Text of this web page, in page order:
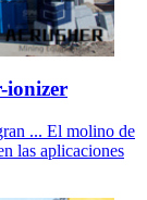
ionizer
... El molino de
las aplicaciones